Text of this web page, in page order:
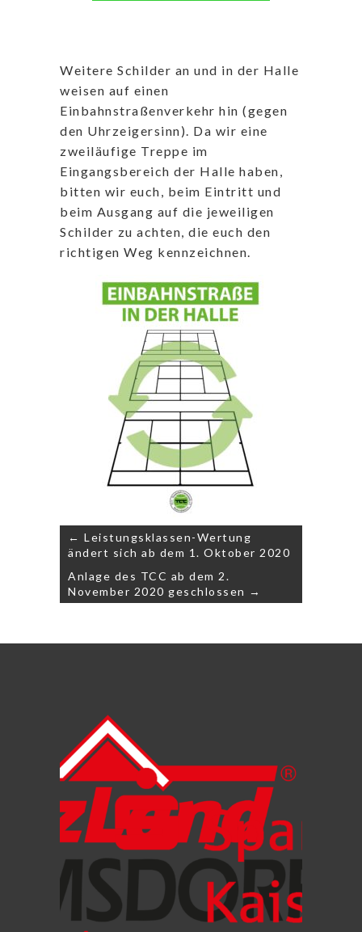
Weitere Schilder an und in der Halle
weisen auf einen
Einbahnstraßenverkehr hin (gegen
den Uhrzeigersinn). Da wir eine
zweiläufige Treppe im
Eingangsbereich der Halle haben,
bitten wir euch, beim Eintritt und
beim Ausgang auf die jeweiligen
Schilder zu achten, die euch den
richtigen Weg kennzeichnen.
Beitragsnavigation
← Leistungsklassen-Wertung
ändert sich ab dem 1. Oktober 2020
Anlage des TCC ab dem 2.
November 2020 geschlossen →